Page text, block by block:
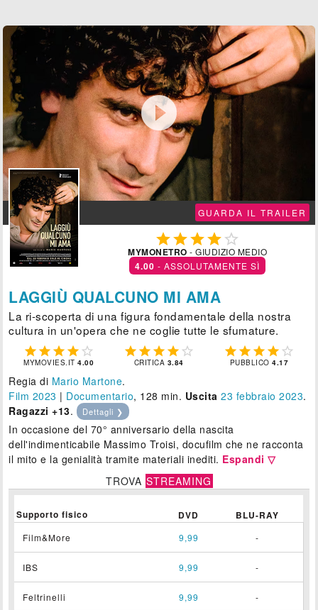

GUARDA IL TRAILER
 
MYMONETRO - GIUDIZIO MEDIO
4.00 - ASSOLUTAMENTE SÌ
LAGGIÙ QUALCUNO MI AMA
La ri-scoperta di una figura fondamentale della nostra
cultura in un'opera che ne coglie tutte le sfumature.
    
MYMOVIES.IT4.00
    
CRITICA 3.84
    
PUBBLICO4.17
Regia di Mario Martone.
Film 2023 | Documentario, 128 min. Uscita 23 febbraio 2023.
Ragazzi +13. Dettagli ❯
In occasione del 70° anniversario della nascita
dell'indimenticabile Massimo Troisi, docufilm che ne racconta
il mito e la genialità tramite materiali inediti. Espandi ▽
TROVA STREAMING
Supporto fisico DVD BLU-RAY
Film&More 9,99 -
IBS 9,99 -
Feltrinelli 9,99 -